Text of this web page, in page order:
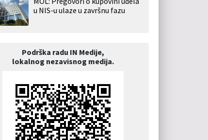
u NIS-u ulaze u završnu fazu
Podrška radu IN Medije,
lokalnog nezavisnog medija.